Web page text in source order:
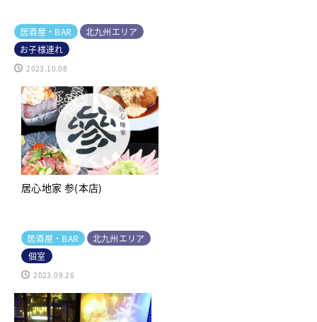
居酒屋・BAR
北九州エリア
お子様連れ
2023.10.08
居心地家 参(本店)
居酒屋・BAR
北九州エリア
個室
2023.09.26